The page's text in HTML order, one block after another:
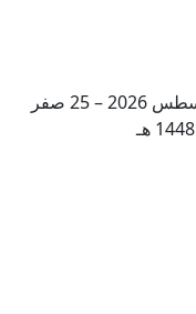
السبت, 08 أغسطس 2026 – 25 صفر
1448 هـ